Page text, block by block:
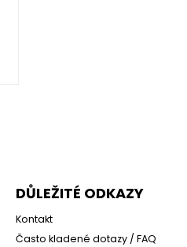
DŮLEŽITÉ ODKAZY
Kontakt
Často kladené dotazy / FAQ